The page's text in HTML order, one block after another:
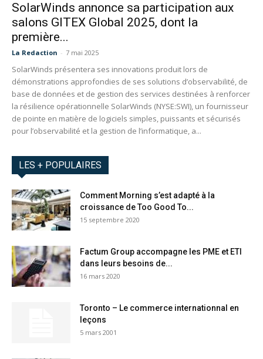
SolarWinds annonce sa participation aux
salons GITEX Global 2025, dont la
première...
La Redaction - 7 mai 2025
SolarWinds présentera ses innovations produit lors de
démonstrations approfondies de ses solutions d’observabilité, de
base de données et de gestion des services destinées à renforcer
la résilience opérationnelle SolarWinds (NYSE:SWI), un fournisseur
de pointe en matière de logiciels simples, puissants et sécurisés
pour l’observabilité et la gestion de l’informatique, a...
LES + POPULAIRES
Comment Morning s’est adapté à la
croissance de Too Good To...
15 septembre 2020
Factum Group accompagne les PME et ETI
dans leurs besoins de...
16 mars 2020
Toronto – Le commerce internationnal en
leçons
5 mars 2001